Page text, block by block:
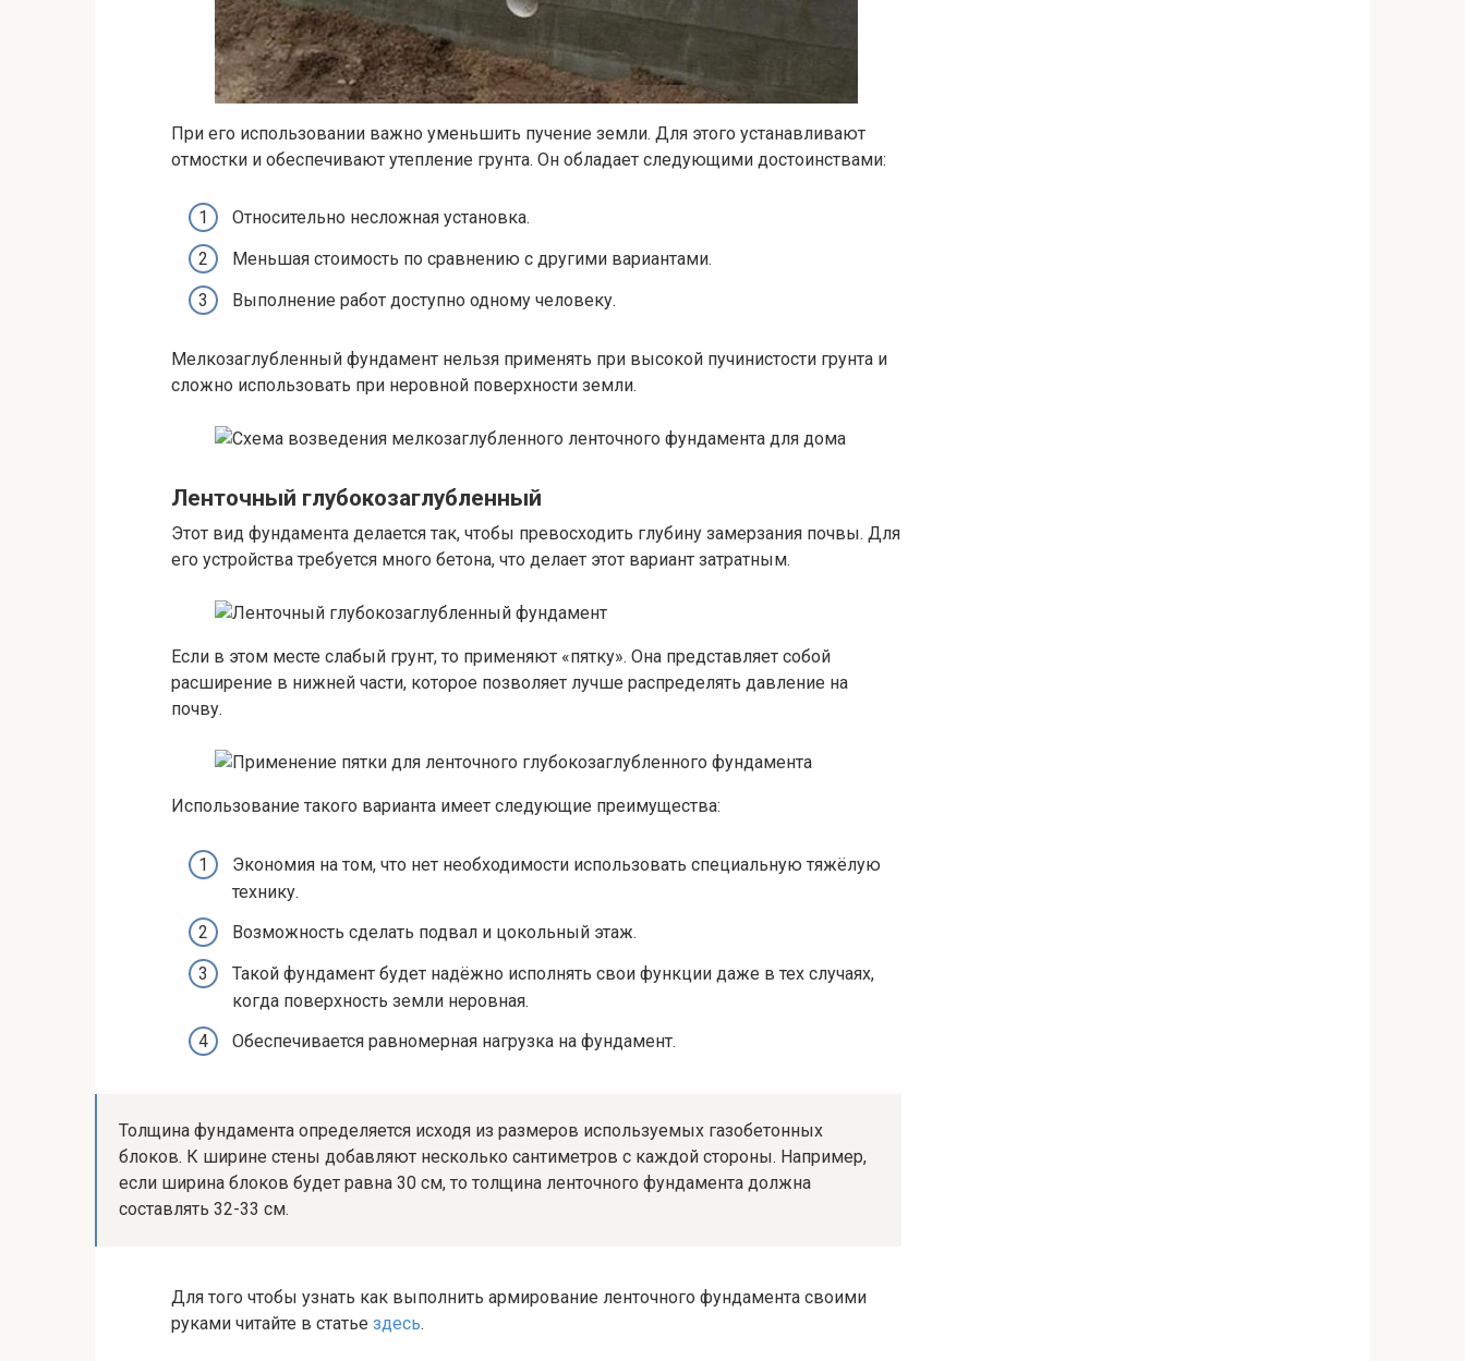
При его использовании важно уменьшить пучение земли. Для этого устанавливают
отмостки и обеспечивают утепление грунта. Он обладает следующими достоинствами:
Относительно несложная установка.
Меньшая стоимость по сравнению с другими вариантами.
Выполнение работ доступно одному человеку.
Мелкозаглубленный фундамент нельзя применять при высокой пучинистости грунта и
сложно использовать при неровной поверхности земли.
Ленточный глубокозаглубленный
Этот вид фундамента делается так, чтобы превосходить глубину замерзания почвы. Для
его устройства требуется много бетона, что делает этот вариант затратным.
Если в этом месте слабый грунт, то применяют «пятку». Она представляет собой
расширение в нижней части, которое позволяет лучше распределять давление на
почву.
Использование такого варианта имеет следующие преимущества:
Экономия на том, что нет необходимости использовать специальную тяжёлую
технику.
Возможность сделать подвал и цокольный этаж.
Такой фундамент будет надёжно исполнять свои функции даже в тех случаях,
когда поверхность земли неровная.
Обеспечивается равномерная нагрузка на фундамент.
Толщина фундамента определяется исходя из размеров используемых газобетонных
блоков. К ширине стены добавляют несколько сантиметров с каждой стороны. Например,
если ширина блоков будет равна 30 см, то толщина ленточного фундамента должна
составлять 32-33 см.
Для того чтобы узнать как выполнить армирование ленточного фундамента своими
руками читайте в статье здесь.